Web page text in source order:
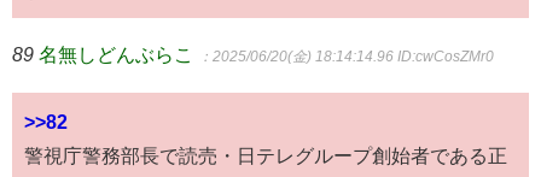
89 名無しどんぶらこ ：2025/06/20(金) 18:14:14.96 ID:cwCosZMr0
>>82
警視庁警務部長で読売・日テレグループ創始者である正